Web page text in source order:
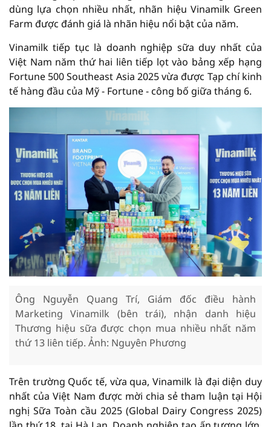
dùng lựa chọn nhiều nhất, nhãn hiệu Vinamilk Green
Farm được đánh giá là nhãn hiệu nổi bật của năm.
Vinamilk tiếp tục là doanh nghiệp sữa duy nhất của
Việt Nam năm thứ hai liên tiếp lọt vào bảng xếp hạng
Fortune 500 Southeast Asia 2025 vừa được Tạp chí kinh
tế hàng đầu của Mỹ - Fortune - công bố giữa tháng 6.
Ông Nguyễn Quang Trí, Giám đốc điều hành
Marketing Vinamilk (bên trái), nhận danh hiệu
Thương hiệu sữa được chọn mua nhiều nhất năm
thứ 13 liên tiếp. Ảnh: Nguyên Phương
Trên trường Quốc tế, vừa qua, Vinamilk là đại diện duy
nhất của Việt Nam được mời chia sẻ tham luận tại Hội
nghị Sữa Toàn cầu 2025 (Global Dairy Congress 2025)